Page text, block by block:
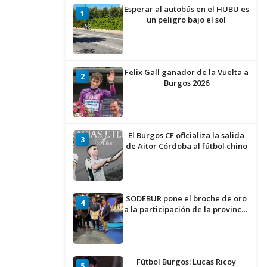
1
Esperar al autobús en el HUBU es
un peligro bajo el sol
2
Felix Gall ganador de la Vuelta a
Burgos 2026
3
El Burgos CF oficializa la salida
de Aitor Córdoba al fútbol chino
4
SODEBUR pone el broche de oro
a la participación de la provincia
Fútbol Burgos: Lucas Ricoy